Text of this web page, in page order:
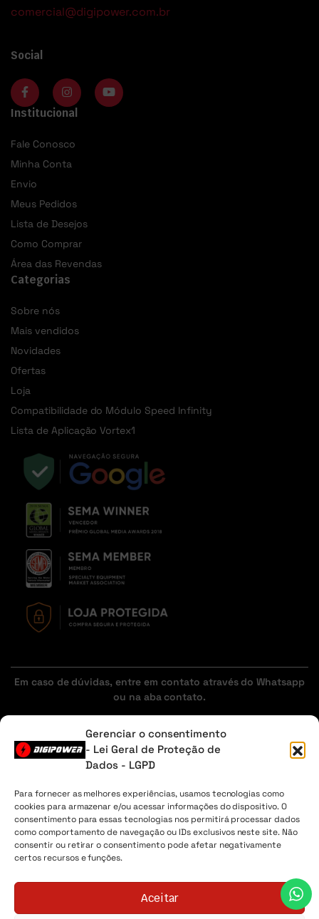
Gerenciar o consentimento
- Lei Geral de Proteção de
Dados - LGPD
Para fornecer as melhores experiências, usamos tecnologias como
cookies para armazenar e/ou acessar informações do dispositivo. O
consentimento para essas tecnologias nos permitirá processar dados
como comportamento de navegação ou IDs exclusivos neste site. Não
consentir ou retirar o consentimento pode afetar negativamente
certos recursos e funções.
Aceitar
comercial@digipower.com.br
Social
Institucional
Fale Conosco
Minha Conta
Envio
Meus Pedidos
Lista de Desejos
Como Comprar
Área das Revendas
Categorias
Sobre nós
Mais vendidos
Novidades
Ofertas
Loja
Compatibilidade do Módulo Speed Infinity
Lista de Aplicação Vortex1
Em caso de dúvidas, entre em contato através do Whatsapp
ou na aba contato.
Sobre Nós Minha Conta Envio Lista de desejos
04.225.147/0001-30